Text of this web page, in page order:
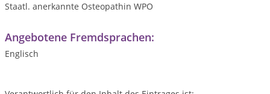
Staatl. anerkannte Osteopathin WPO
Angebotene Fremdsprachen:
Englisch